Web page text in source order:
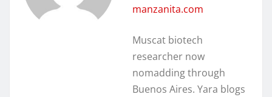
manzanita.com
Muscat biotech
researcher now
nomadding through
Buenos Aires. Yara blogs